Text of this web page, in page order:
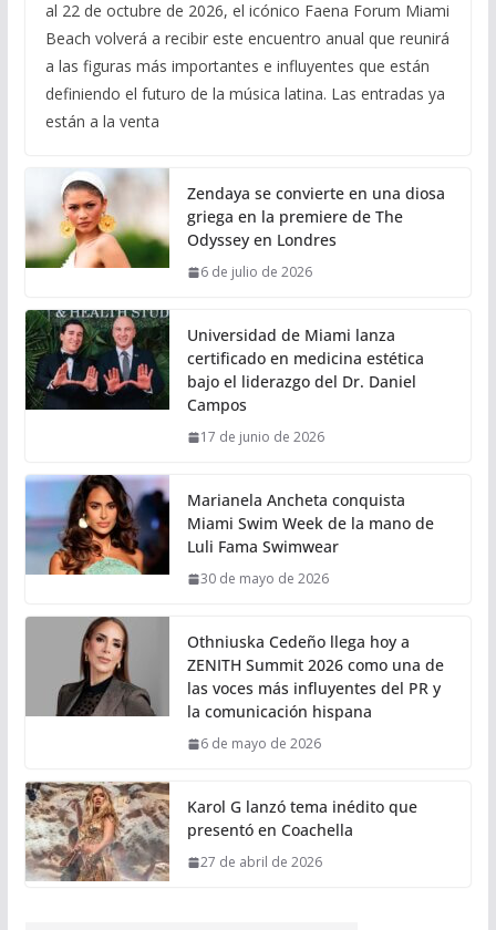
al 22 de octubre de 2026, el icónico Faena Forum Miami
Beach volverá a recibir este encuentro anual que reunirá
a las figuras más importantes e influyentes que están
definiendo el futuro de la música latina. Las entradas ya
están a la venta
Zendaya se convierte en una diosa
griega en la premiere de The
Odyssey en Londres
6 de julio de 2026
Universidad de Miami lanza
certificado en medicina estética
bajo el liderazgo del Dr. Daniel
Campos
17 de junio de 2026
Marianela Ancheta conquista
Miami Swim Week de la mano de
Luli Fama Swimwear
30 de mayo de 2026
Othniuska Cedeño llega hoy a
ZENITH Summit 2026 como una de
las voces más influyentes del PR y
la comunicación hispana
6 de mayo de 2026
Karol G lanzó tema inédito que
presentó en Coachella
27 de abril de 2026